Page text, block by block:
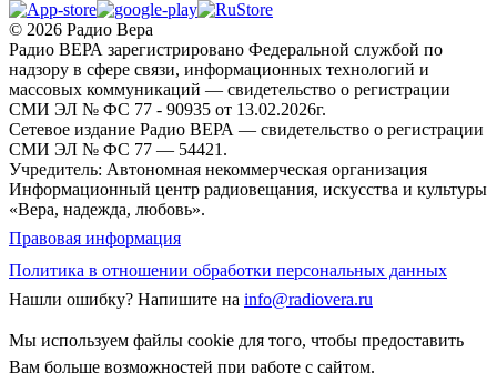
© 2026 Радио Вера
Радио ВЕРА зарегистрировано Федеральной службой по
надзору в сфере связи, информационных технологий и
массовых коммуникаций — свидетельство о регистрации
СМИ ЭЛ № ФС 77 - 90935 от 13.02.2026г.
Сетевое издание Радио ВЕРА — свидетельство о регистрации
СМИ ЭЛ № ФС 77 — 54421.
Учредитель: Автономная некоммерческая организация
Информационный центр радиовещания, искусства и культуры
«Вера, надежда, любовь».
Правовая информация
Политика в отношении обработки персональных данных
Нашли ошибку? Напишите на info@radiovera.ru
Мы используем файлы cookie для того, чтобы предоставить
Вам больше возможностей при работе с сайтом.